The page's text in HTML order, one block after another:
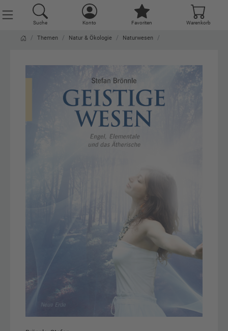
Suche Konto Favoriten Warenkorb
Themen Natur & Ökologie Naturwesen